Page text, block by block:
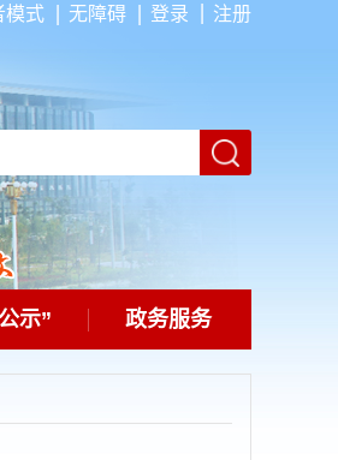
模式 无障碍 登录 注册
示” 政务服务